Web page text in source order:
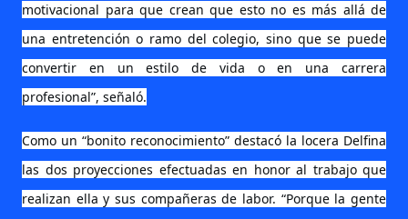
motivacional para que crean que esto no es más allá de
una entretención o ramo del colegio, sino que se puede
convertir en un estilo de vida o en una carrera
profesional”, señaló.
Como un “bonito reconocimiento” destacó la locera Delfina
las dos proyecciones efectuadas en honor al trabajo que
realizan ella y sus compañeras de labor. “Porque la gente